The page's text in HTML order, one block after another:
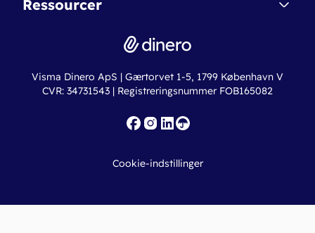
Dinero Pro
Erhvervslån
Fakturaskabeloner
Online regnskabskurser
Ressourcer
Ny virksomhed
Iværksætterlegat
Visma Dinero ApS | Gærtorvet 1-5, 1799 København V
CVR: 34731543 | Registreringsnummer FOB165082
Cookie-indstillinger